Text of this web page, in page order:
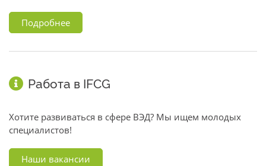
Подробнее
Работа в IFCG
Хотите развиваться в сфере ВЭД? Мы ищем молодых
специалистов!
Наши вакансии